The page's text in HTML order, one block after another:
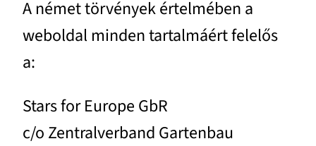
A német törvények értelmében a
weboldal minden tartalmáért felelős
a:
Stars for Europe GbR
c/o Zentralverband Gartenbau